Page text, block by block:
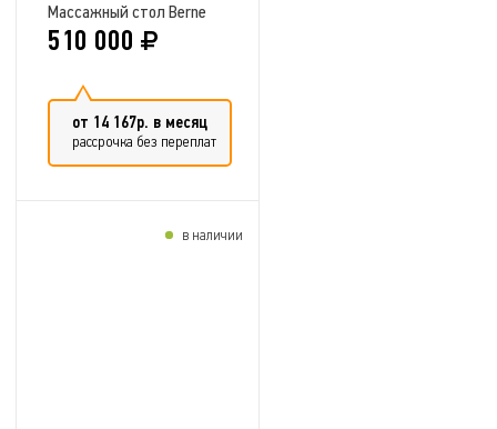
Массажный стол Berne
510 000
от 14 167р. в месяц
рассрочка без переплат
в наличии